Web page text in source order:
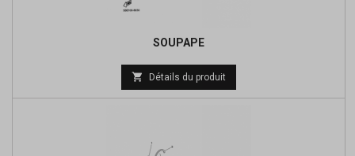
SOUPAPE
Prix
de
 Détails du produit